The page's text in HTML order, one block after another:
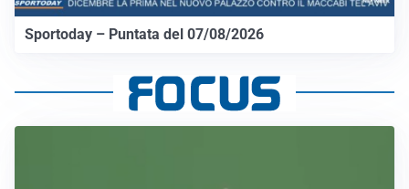
Sportoday – Puntata del 07/08/2026